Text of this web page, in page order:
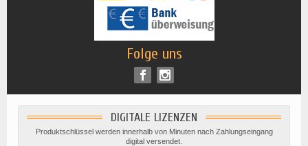
Folge uns
DIGITALE LIZENZEN
Produktschlüssel werden innerhalb von Minuten nach Zahlungseingang
digital versendet.